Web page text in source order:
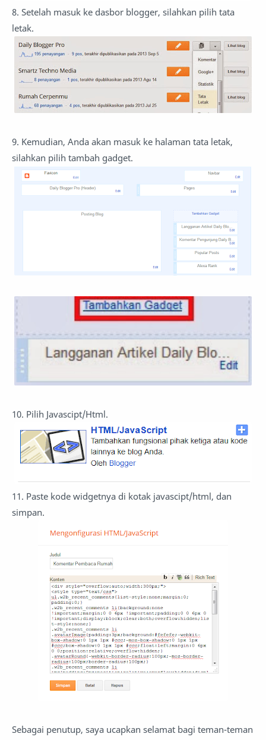
8. Setelah masuk ke dasbor blogger, silahkan pilih tata
letak.
9. Kemudian, Anda akan masuk ke halaman tata letak,
silahkan pilih tambah gadget.
10. Pilih Javascipt/Html.
11. Paste kode widgetnya di kotak javascipt/html, dan
simpan.
Sebagai penutup, saya ucapkan selamat bagi teman-teman